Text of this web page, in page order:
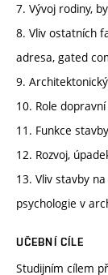
7. Vývoj rodiny,
8. Vliv ostatních
adresa, gated
9.
10. Role
11. Funkce
12. Rozvoj,
13. Vliv stavby
psychologie v
UČEBNÍ CÍLE
Studijním cílem